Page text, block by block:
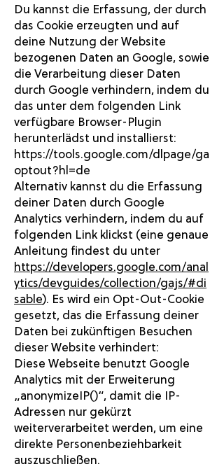
Du kannst die Erfassung, der durch
das Cookie erzeugten und auf
deine Nutzung der Website
bezogenen Daten an Google, sowie
die Verarbeitung dieser Daten
durch Google verhindern, indem du
das unter dem folgenden Link
verfügbare Browser-Plugin
herunterlädst und installierst:
https://tools.google.com/dlpage/ga
optout?hl=de
Alternativ kannst du die Erfassung
deiner Daten durch Google
Analytics verhindern, indem du auf
folgenden Link klickst (eine genaue
Anleitung findest du unter
https://developers.google.com/anal
ytics/devguides/collection/gajs/#di
sable). Es wird ein Opt-Out-Cookie
gesetzt, das die Erfassung deiner
Daten bei zukünftigen Besuchen
dieser Website verhindert:
Diese Webseite benutzt Google
Analytics mit der Erweiterung
„anonymizeIP()“, damit die IP-
Adressen nur gekürzt
weiterverarbeitet werden, um eine
direkte Personenbeziehbarkeit
auszuschließen.